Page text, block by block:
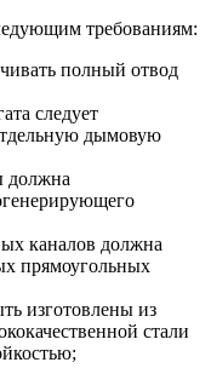
требованиям:
полный отвод
следует
дымовую
должна
каналов должна
прямоугольных
изготовлены из
стали